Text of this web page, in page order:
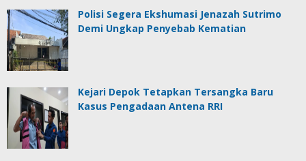
Polisi Segera Ekshumasi Jenazah Sutrimo
Demi Ungkap Penyebab Kematian
Kejari Depok Tetapkan Tersangka Baru
Kasus Pengadaan Antena RRI